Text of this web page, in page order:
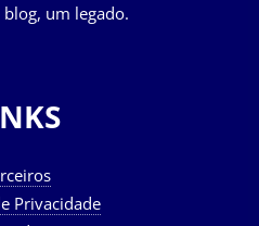
um legado.
Privacidade